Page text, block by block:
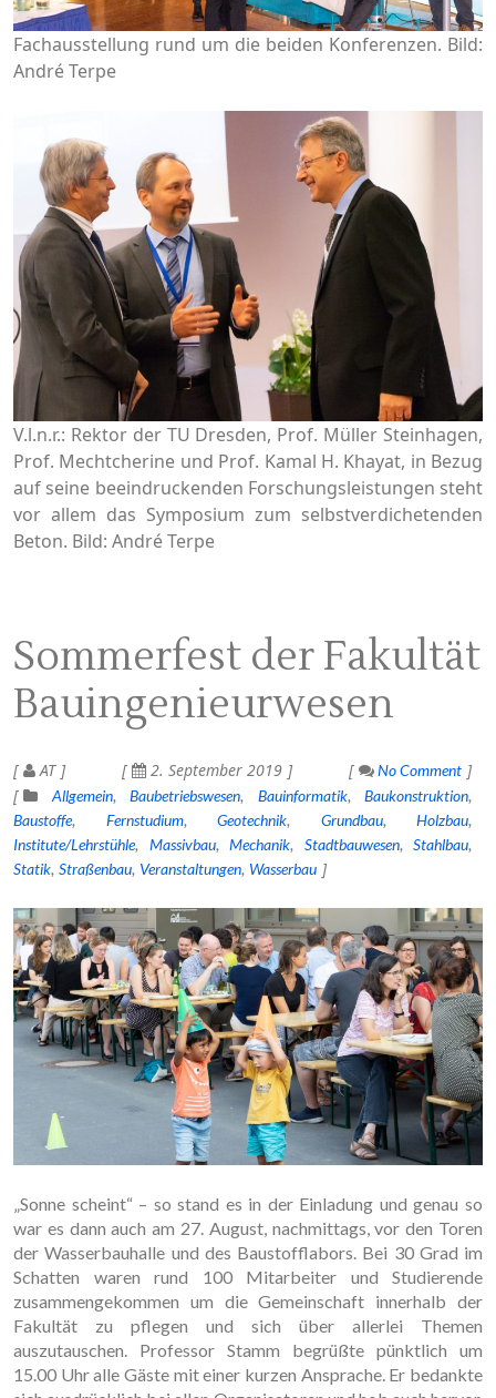
Fachausstellung rund um die beiden Konferenzen. Bild:
André Terpe
V.l.n.r.: Rektor der TU Dresden, Prof. Müller Steinhagen,
Prof. Mechtcherine und Prof. Kamal H. Khayat, in Bezug
auf seine beeindruckenden Forschungsleistungen steht
vor allem das Symposium zum selbstverdichetenden
Beton. Bild: André Terpe
Sommerfest der Fakultät
Bauingenieurwesen
AT 2. September 2019
No Comment
Allgemein
Baubetriebswesen Bauinformatik
Baukonstruktion
Baustoffe
Fernstudium Geotechnik Grundbau
Holzbau
Institute/Lehrstühle
Massivbau Mechanik Stadtbauwesen
Stahlbau
Statik Straßenbau Veranstaltungen Wasserbau
„Sonne scheint“ – so stand es in der Einladung und genau so
war es dann auch am 27. August, nachmittags, vor den Toren
der Wasserbauhalle und des Baustofflabors. Bei 30 Grad im
Schatten waren rund 100 Mitarbeiter und Studierende
zusammengekommen um die Gemeinschaft innerhalb der
Fakultät zu pflegen und sich über allerlei Themen
auszutauschen. Professor Stamm begrüßte pünktlich um
15.00 Uhr alle Gäste mit einer kurzen Ansprache. Er bedankte